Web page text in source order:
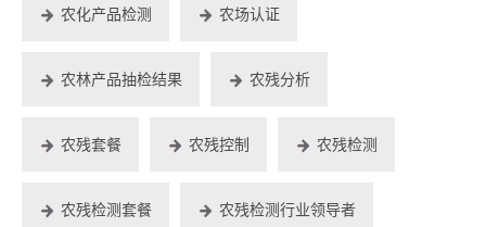
农化产品检测 农场认证
农林产品抽检结果 农残分析
农残套餐 农残控制 农残检测
农残检测套餐 农残检测行业领导者